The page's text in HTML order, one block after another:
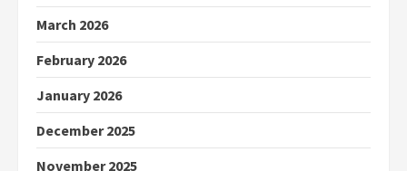
March 2026
February 2026
January 2026
December 2025
November 2025